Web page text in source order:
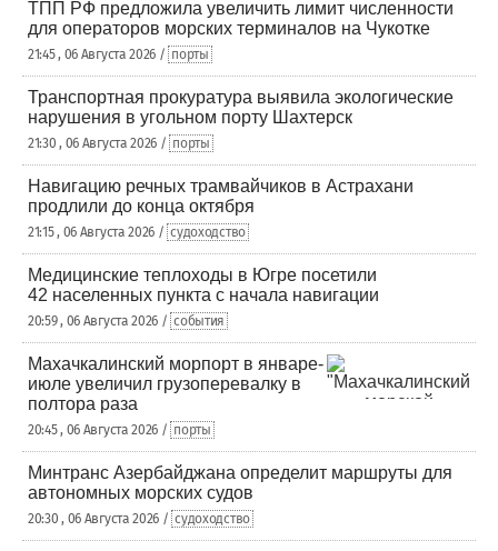
ТПП РФ предложила увеличить лимит численности
для операторов морских терминалов на Чукотке
21:45 , 06 Августа 2026 / порты
Транспортная прокуратура выявила экологические
нарушения в угольном порту Шахтерск
21:30 , 06 Августа 2026 / порты
Навигацию речных трамвайчиков в Астрахани
продлили до конца октября
21:15 , 06 Августа 2026 / судоходство
Медицинские теплоходы в Югре посетили
42 населенных пункта с начала навигации
20:59 , 06 Августа 2026 / события
Махачкалинский морпорт в январе-
июле увеличил грузоперевалку в
полтора раза
20:45 , 06 Августа 2026 / порты
Минтранс Азербайджана определит маршруты для
автономных морских судов
20:30 , 06 Августа 2026 / судоходство